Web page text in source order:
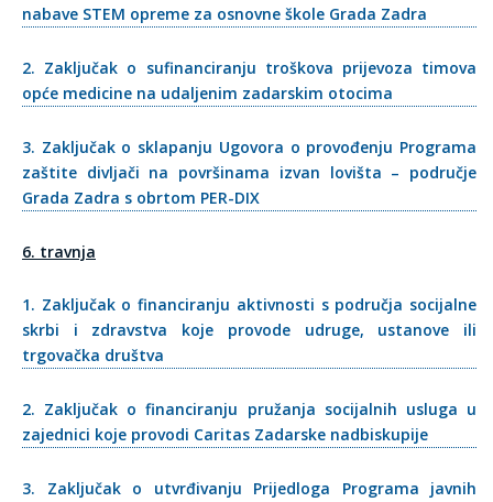
nabave STEM opreme za osnovne škole Grada Zadra
2. Zaključak o sufinanciranju troškova prijevoza timova
opće medicine na udaljenim zadarskim otocima
3. Zaključak o sklapanju Ugovora o provođenju Programa
zaštite divljači na površinama izvan lovišta – područje
Grada Zadra s obrtom PER-DIX
6. travnja
1. Zaključak o financiranju aktivnosti s područja socijalne
skrbi i zdravstva koje provode udruge, ustanove ili
trgovačka društva
2. Zaključak o financiranju pružanja socijalnih usluga u
zajednici koje provodi Caritas Zadarske nadbiskupije
3. Zaključak o utvrđivanju Prijedloga Programa javnih